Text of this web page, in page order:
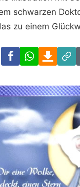
schwarzen
zu einem
FacebookWhatsApp
Link